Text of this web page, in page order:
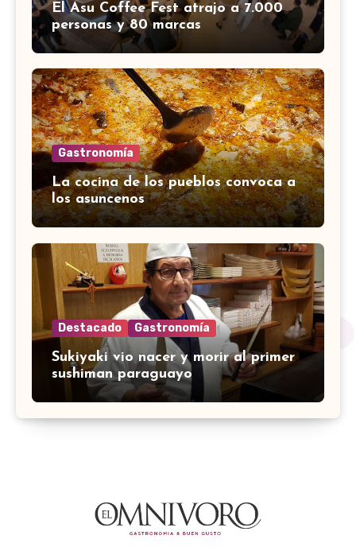
El Asu Coffee Fest atrajo a 7.000
personas y 80 marcas
Gastronomía
La cocina de los pueblos convoca a
los asuncenos
Destacado Gastronomía
Sukiyaki vio nacer y morir al primer
sushiman paraguayo